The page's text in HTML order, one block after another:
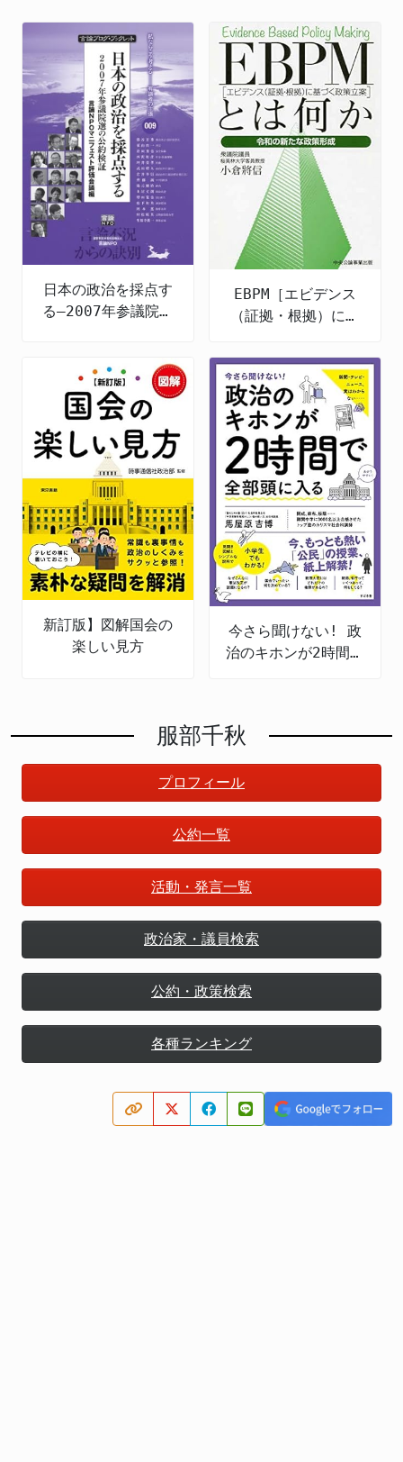
日本の政治を採点す
る―2007年参議院選
EBPM［エビデンス
（証拠・根拠）に基
何か 令和の新たな
政策形成
新訂版】図解国会の
楽しい見方
今さら聞けない! 政
治のキホンが2時間で
服部千秋
プロフィール
公約一覧
活動・発言一覧
政治家・議員検索
公約・政策検索
各種ランキング